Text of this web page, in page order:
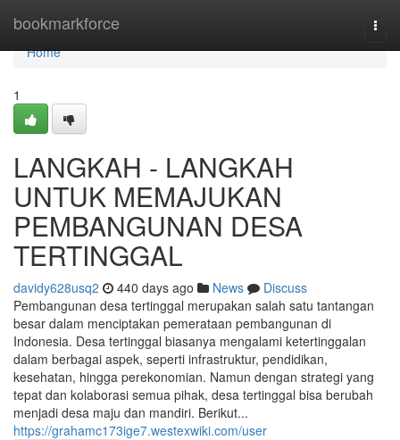
bookmarkforce
Home
Home
1
LANGKAH - LANGKAH
UNTUK MEMAJUKAN
PEMBANGUNAN DESA
TERTINGGAL
davidy628usq2 440 days ago News
Discuss
Pembangunan desa tertinggal merupakan salah satu tantangan
besar dalam menciptakan pemerataan pembangunan di
Indonesia. Desa tertinggal biasanya mengalami ketertinggalan
dalam berbagai aspek, seperti infrastruktur, pendidikan,
kesehatan, hingga perekonomian. Namun dengan strategi yang
tepat dan kolaborasi semua pihak, desa tertinggal bisa berubah
menjadi desa maju dan mandiri. Berikut...
https://grahamc173ige7.westexwiki.com/user